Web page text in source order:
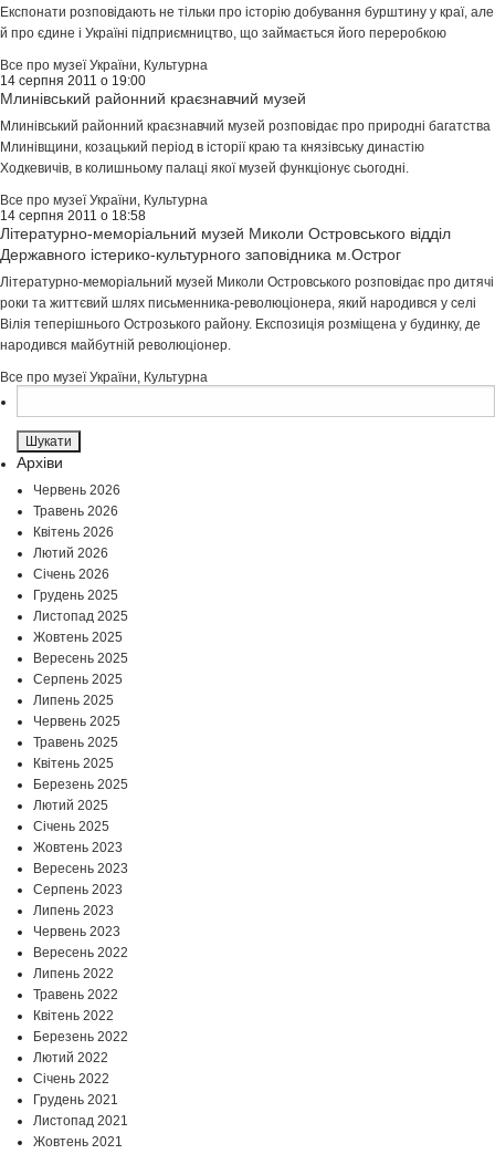
Експонати розповідають не тільки про історію добування бурштину у краї, але
й про єдине і Україні підприємництво, що займається його переробкою
Все про музеї України, Культурна
14 серпня 2011 о 19:00
Млинівський районний краєзнавчий музей
Млинівський районний краєзнавчий музей розповідає про природні багатства
Млинівщини, козацький період в історії краю та князівську династію
Ходкевичів, в колишньому палаці якої музей функціонує сьогодні.
Все про музеї України, Культурна
14 серпня 2011 о 18:58
Літературно-меморіальний музей Миколи Островського відділ
Державного істерико-культурного заповідника м.Острог
Літературно-меморіальний музей Миколи Островського розповідає про дитячі
роки та життєвий шлях письменника-революціонера, який народився у селі
Вілія теперішнього Острозького району. Експозиція розміщена у будинку, де
народився майбутній революціонер.
Все про музеї України, Культурна
Архіви
Червень 2026
Травень 2026
Квітень 2026
Лютий 2026
Січень 2026
Грудень 2025
Листопад 2025
Жовтень 2025
Вересень 2025
Серпень 2025
Липень 2025
Червень 2025
Травень 2025
Квітень 2025
Березень 2025
Лютий 2025
Січень 2025
Жовтень 2023
Вересень 2023
Серпень 2023
Липень 2023
Червень 2023
Вересень 2022
Липень 2022
Травень 2022
Квітень 2022
Березень 2022
Лютий 2022
Січень 2022
Грудень 2021
Листопад 2021
Жовтень 2021